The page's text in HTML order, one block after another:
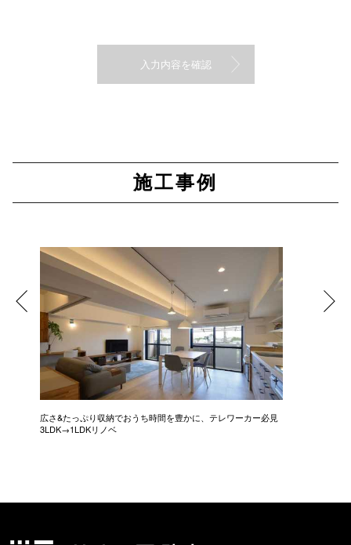
施工事例
広さ&たっぷり収納でおうち時間を豊かに、テレワーカー必見
3LDK→1LDKリノベ